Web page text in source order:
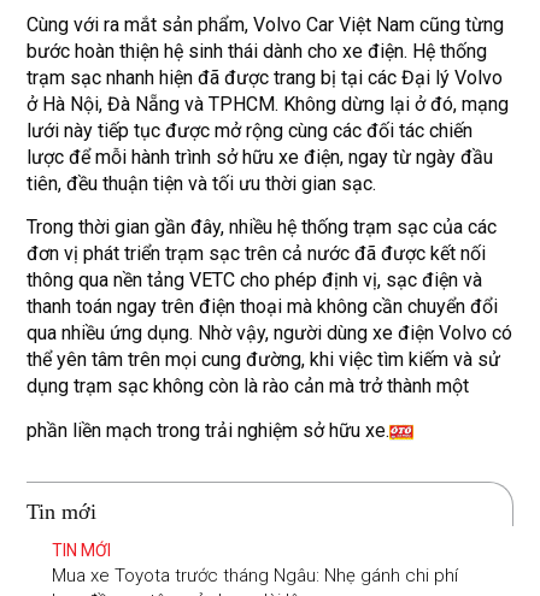
Cùng với ra mắt sản phẩm, Volvo Car Việt Nam cũng từng
bước hoàn thiện hệ sinh thái dành cho xe điện. Hệ thống
trạm sạc nhanh hiện đã được trang bị tại các Đại lý Volvo
ở Hà Nội, Đà Nẵng và TPHCM. Không dừng lại ở đó, mạng
lưới này tiếp tục được mở rộng cùng các đối tác chiến
lược để mỗi hành trình sở hữu xe điện, ngay từ ngày đầu
tiên, đều thuận tiện và tối ưu thời gian sạc.
Trong thời gian gần đây, nhiều hệ thống trạm sạc của các
đơn vị phát triển trạm sạc trên cả nước đã được kết nối
thông qua nền tảng VETC cho phép định vị, sạc điện và
thanh toán ngay trên điện thoại mà không cần chuyển đổi
qua nhiều ứng dụng. Nhờ vậy, người dùng xe điện Volvo có
thể yên tâm trên mọi cung đường, khi việc tìm kiếm và sử
dụng trạm sạc không còn là rào cản mà trở thành một
phần liền mạch trong trải nghiệm sở hữu xe.
Tin mới
TIN MỚI
Mua xe Toyota trước tháng Ngâu: Nhẹ gánh chi phí